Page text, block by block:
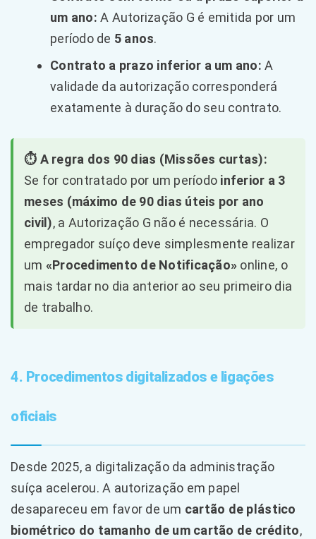
um ano: A Autorização G é emitida por um
período de 5 anos.
Contrato a prazo inferior a um ano: A
validade da autorização corresponderá
exatamente à duração do seu contrato.
⏱️ A regra dos 90 dias (Missões curtas):
Se for contratado por um período inferior a 3
meses (máximo de 90 dias úteis por ano
civil), a Autorização G não é necessária. O
empregador suíço deve simplesmente realizar
um «Procedimento de Notificação» online, o
mais tardar no dia anterior ao seu primeiro dia
de trabalho.
4. Procedimentos digitalizados e ligações
oficiais
Desde 2025, a digitalização da administração
suíça acelerou. A autorização em papel
desapareceu em favor de um cartão de plástico
biométrico do tamanho de um cartão de crédito,